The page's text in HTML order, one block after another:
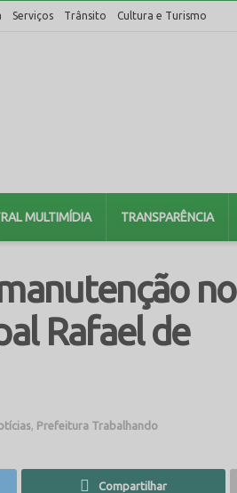
Serviços Trânsito Cultura e Turismo
MULTIMÍDIA TRANSPARÊNCIA
no
Rafael de
Prefeitura Trabalhando
Compartilhar